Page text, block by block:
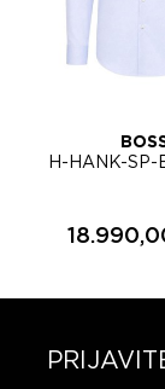
H-HANK-SP-